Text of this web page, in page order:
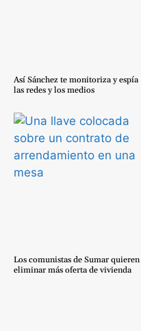
Así Sánchez te monitoriza y espía
las redes y los medios
Los comunistas de Sumar quieren
eliminar más oferta de vivienda